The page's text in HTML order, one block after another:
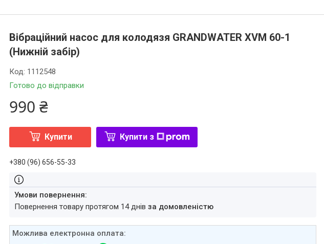
Вібраційний насос для колодязя GRANDWATER XVM 60-1
(Нижній забір)
Готово до відправки
Код: 1112548
990 ₴
Купити Купити з
+380 (96) 656-55-33
повернення товару протягом 14 днівза домовленістю